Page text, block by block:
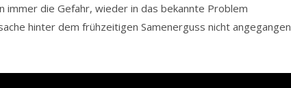
immer die Gefahr, wieder in das bekannte Problem
hinter dem frühzeitigen Samenerguss nicht angegangen